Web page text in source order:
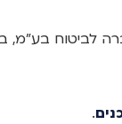
בע"מ, בנק
.